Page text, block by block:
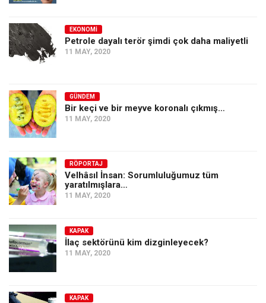
EKONOMI
Petrole dayalı terör şimdi çok daha maliyetli
11 MAY, 2020
GÜNDEM
Bir keçi ve bir meyve koronalı çıkmış…
11 MAY, 2020
RÖPORTAJ
Velhâsıl İnsan: Sorumluluğumuz tüm
yaratılmışlara…
11 MAY, 2020
KAPAK
İlaç sektörünü kim dizginleyecek?
11 MAY, 2020
KAPAK